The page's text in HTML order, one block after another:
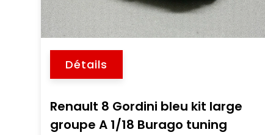
Détails
Renault 8 Gordini bleu kit large
groupe A 1/18 Burago tuning